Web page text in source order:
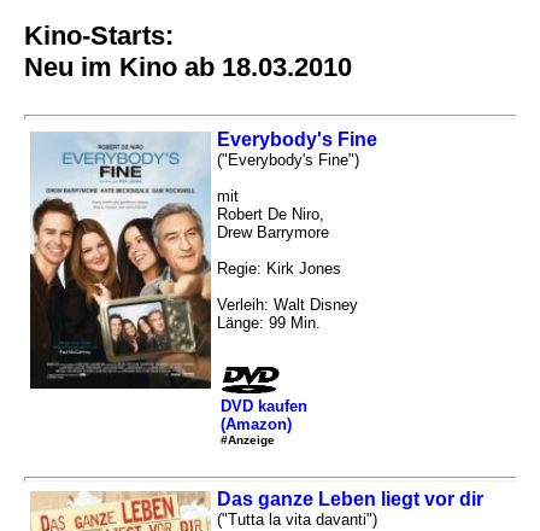
Kino-Starts:
Neu im Kino ab 18.03.2010
Everybody's Fine
("Everybody's Fine")
mit
Robert De Niro,
Drew Barrymore
Regie: Kirk Jones
Verleih: Walt Disney
Länge: 99 Min.
DVD kaufen
(Amazon)
#Anzeige
Das ganze Leben liegt vor dir
("Tutta la vita davanti")